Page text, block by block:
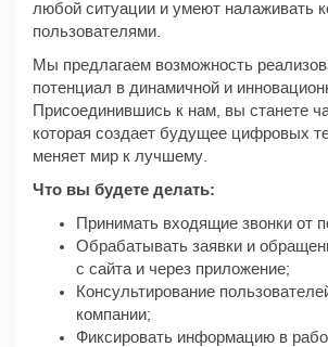
любой ситуации и умеют налаживать
пользователями.
Мы предлагаем возможность
потенциал в динамичной и
Присоединившись к нам, вы станете
которая создает будущее цифровых
меняет мир к лучшему.
Что вы будете делать:
Принимать входящие звонки от
Обрабатывать заявки и
с сайта и через приложение;
Консультирование
компании;
Фиксировать информацию в